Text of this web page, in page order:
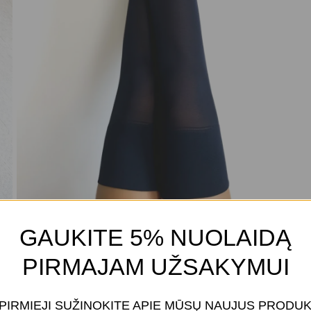
GAUKITE 5% NUOLAIDĄ
PIRMAJAM UŽSAKYMUI
SUŽINOKITE APIE MŪSŲ NAUJUS